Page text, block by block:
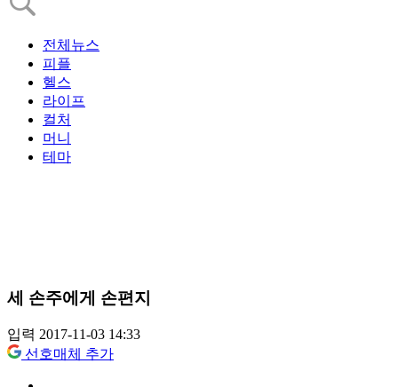
전체뉴스
피플
헬스
라이프
컬처
머니
테마
세 손주에게 손편지
입력 2017-11-03 14:33
선호매체 추가